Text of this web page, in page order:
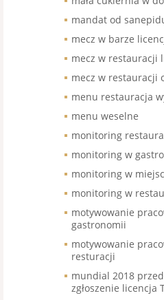
mandat od
mecz w barze
mecz w restauracji
mecz w restauracji
menu restauracja
menu weselne
monitoring
monitoring w
monitoring w
monitoring w
motywowanie
gastronomii
motywowanie
resturacji
mundial 2018
zgłoszenie licencja